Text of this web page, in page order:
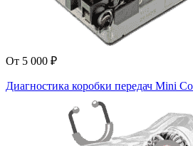
От 5 000 ₽
Диагностика коробки передач Mini